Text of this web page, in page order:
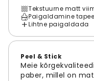
Tekstuurne matt
Paigaldamine
Lihtne paigaldada
Peel & Stick
Meie
paber, millel on